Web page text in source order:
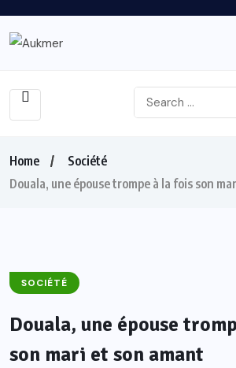
Home
Société
Douala, une épouse trompe à la fois son
SOCIÉTÉ
Douala, une épouse
son mari et son amant